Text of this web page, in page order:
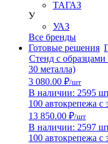
ТАГАЗ
У
УАЗ
Все бренды
Готовые решения
Стенд с
30 металла)
3 080.00 ₽/шт
В наличии: 2595
100 автокрепежа с
13 850.00 ₽/шт
В наличии: 2597
100 автокрепежа с